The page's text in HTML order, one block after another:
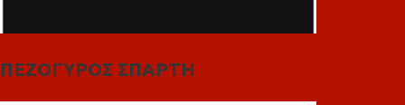
ΠΕΖΟΓΥΡΟΣ ΣΠΑΡΤΗ